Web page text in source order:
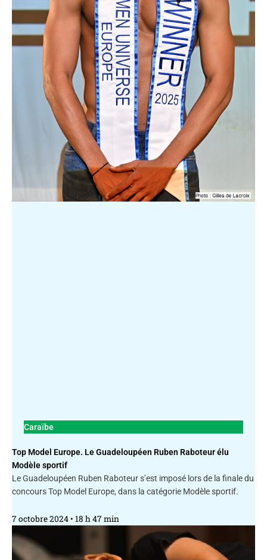
Caraïbe
Top Model Europe. Le Guadeloupéen Ruben Raboteur élu
Modèle sportif
Le Guadeloupéen Ruben Raboteur s’est imposé lors de la finale du
concours Top Model Europe, dans la catégorie Modèle sportif.
7 octobre 2024 18 h 47 min